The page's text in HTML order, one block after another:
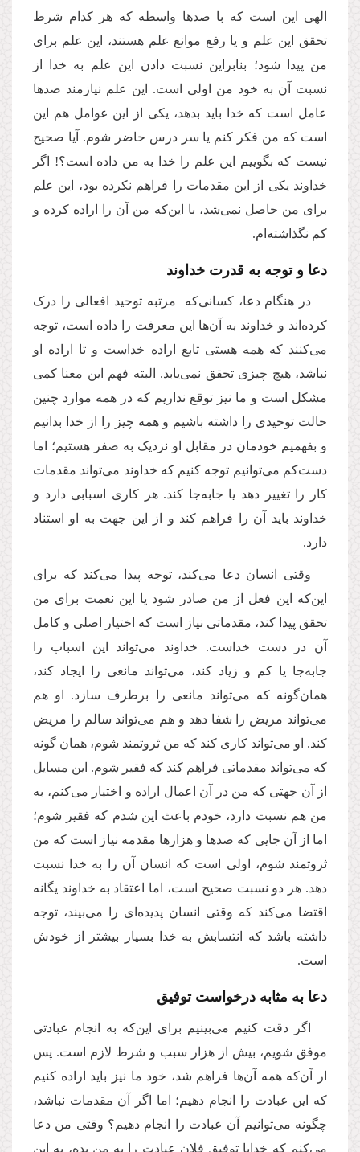
الهی این است که با صدها واسطه که هر کدام‌ شرط
تحقق این علم و یا رفع موانع علم هستند، این علم برای
من پیدا شود؛ بنابراین نسبت دادن این علم به خدا از
نسبت آن به خود من اولی است. این علم نیازمند صدها
عامل است که خدا باید بدهد، یکی‌ از این عوامل هم این
است که من فکر کنم یا سر درس حاضر شوم. آیا صحیح
نیست که بگوییم این علم را خدا به من داده است؟! اگر
خداوند یکی از این مقدمات را فراهم نکرده بود، این علم
برای من حاصل نمی‌شد، با این‌که من آن را اراده‌ کرده و
کم نگذاشته‌ام.
دعا و توجه به قدرت خداوند
در هنگام دعا، کسانی‌که مرتبه توحید افعالی را درک
کرده‌اند و خداوند به آن‌ها این معرفت را داده است، توجه
می‌کنند ‌که همه هستی تابع اراده خداست و تا اراده او
نباشد، هیچ چیزی تحقق نمی‌یابد. البته فهم این معنا کمی
مشکل است و ما نیز توقع نداریم که در همه موارد چنین
حالت توحیدی را داشته باشیم و همه چیز را از خدا بدانیم
و بفهمیم خودمان در مقابل او نزدیک به صفر هستیم؛ اما
دست‌کم می‌توانیم توجه کنیم که خداوند می‌تواند مقدمات
کار را تغییر دهد یا جابه‌جا کند. هر کاری اسبابی دارد و
خداوند باید آن‌ را فراهم ‌کند و از این جهت به او استناد
دارد.
وقتی انسان دعا می‌کند، توجه پیدا می‌کند که برای
این‌که این فعل از من صادر شود یا این نعمت برای من
تحقق پیدا کند، مقدماتی نیاز است که اختیار اصلی و کامل
آن در دست خداست. خداوند می‌تواند این اسباب را
جابه‌جا یا کم و زیاد کند، می‌تواند مانعی را ایجاد کند،
همان‌گونه که می‌تواند مانعی را برطرف سازد. او هم
می‌تواند مریض را شفا دهد و هم می‌تواند سالم را مریض
کند. او می‌تواند کاری کند که من ثروتمند شوم، همان‌ گونه
که می‌تواند مقدماتی فراهم کند که فقیر شوم. این مسایل
از آن جهتی که من در آن اعمال اراده و اختیار می‌کنم، به
من هم نسبت دارد، خودم باعث این شدم که فقیر شوم؛
اما از آن جایی که صدها و هزارها مقدمه نیاز است که من
ثروتمند شوم، اولی است که انسان آن را به خدا نسبت
دهد. هر دو نسبت صحیح است، اما اعتقاد به خداوند یگانه
اقتضا می‌کند که وقتی انسان پدیده‌ای را می‌بیند، توجه
داشته باشد که انتسابش به خدا بسیار بیشتر از خودش
است.
دعا به مثابه درخواست توفیق
اگر دقت کنیم می‌بینیم برای این‌که به انجام عبادتی
موفق شویم، بیش از هزار سبب و شرط لازم است. پس
ار آن‌که همه آن‌ها فراهم شد، خود ما نیز باید اراده کنیم
که این عبادت را انجام دهیم؛ اما اگر آن مقدمات نباشد،
چگونه می‌توانیم آن عبادت را انجام دهیم؟ وقتی من دعا
می‌کنم که خدایا توفیق فلان عبادت را به من بده، به این